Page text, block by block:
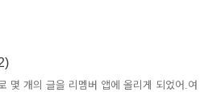
랫동안 배워 왔고, AFKN이나 영화, 음악
다 조금씩 공부하는데, 갓 히라가나/가타
운 학습지'를 통해서 공부하고 있어서, 그..
몇 개의 글을 리멤버 앱에 올리게 되었어.여